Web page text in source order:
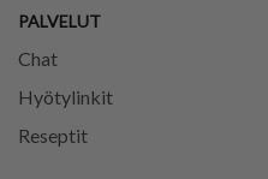
PALVELUT
Chat
Hyötylinkit
Reseptit